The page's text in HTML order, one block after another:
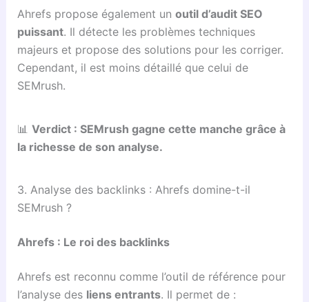
Ahrefs propose également un outil d’audit SEO
puissant. Il détecte les problèmes techniques
majeurs et propose des solutions pour les corriger.
Cependant, il est moins détaillé que celui de
SEMrush.
📊 Verdict : SEMrush gagne cette manche grâce à
la richesse de son analyse.
3. Analyse des backlinks : Ahrefs domine-t-il
SEMrush ?
Ahrefs : Le roi des backlinks
Ahrefs est reconnu comme l’outil de référence pour
l’analyse des liens entrants. Il permet de :